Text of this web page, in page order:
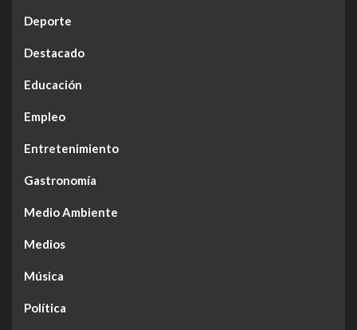
Deporte
Destacado
Educación
Empleo
Entretenimiento
Gastronomía
Medio Ambiente
Medios
Música
Política